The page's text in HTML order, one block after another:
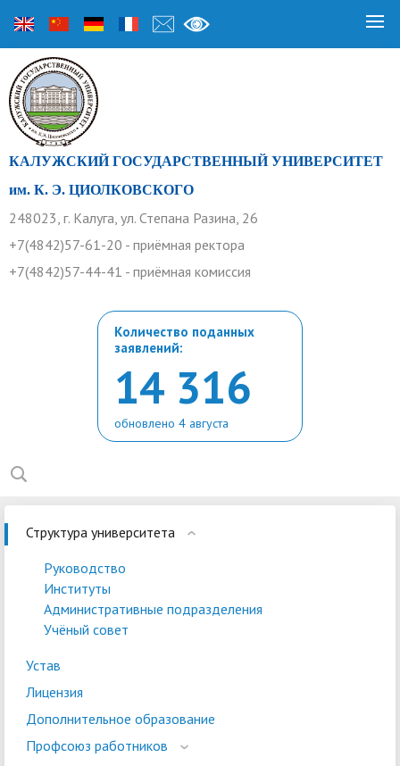
КАЛУЖСКИЙ ГОСУДАРСТВЕННЫЙ УНИВЕРСИТЕТ
им. К. Э. ЦИОЛКОВСКОГО
248023, г. Калуга, ул. Степана Разина, 26
+7(4842)57-61-20 - приёмная ректора
+7(4842)57-44-41 - приёмная комиссия
Количество поданных
заявлений:
14 316
обновлено 4 августа
Структура университета
Руководство
Институты
Административные подразделения
Учёный совет
Устав
Лицензия
Дополнительное образование
Профсоюз работников